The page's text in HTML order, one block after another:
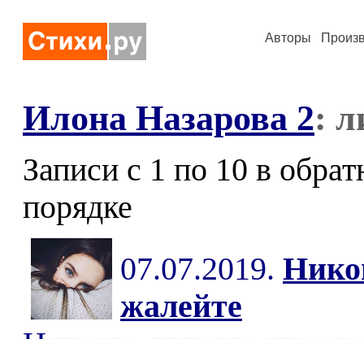
Авторы
Илона Назарова 2:
Записи с 1 по 10 в
порядке
07.07.2019.
жалейте